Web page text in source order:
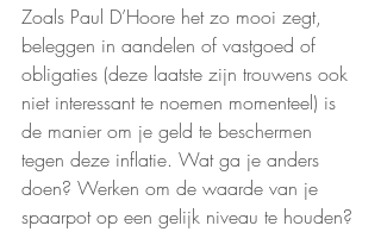
Zoals Paul D’Hoore het zo mooi zegt,
beleggen in aandelen of vastgoed of
obligaties (deze laatste zijn trouwens ook
niet interessant te noemen momenteel) is
de manier om je geld te beschermen
tegen deze inflatie. Wat ga je anders
doen? Werken om de waarde van je
spaarpot op een gelijk niveau te houden?